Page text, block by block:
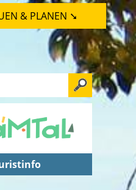
& PLANEN ➘